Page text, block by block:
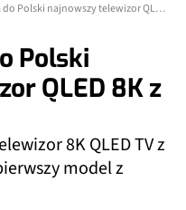
TCL wprowadza do Polski najnowszy telewizor QLED 8K z Android TV
Polski
QLED 8K z
8K QLED TV z
model z